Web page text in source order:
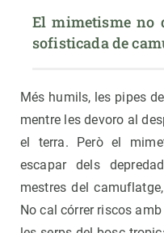
El mimetisme no
sofisticada de
Més humils, les pipes
mentre les devoro al
el terra. Però el
escapar dels
mestres del
No cal córrer riscos